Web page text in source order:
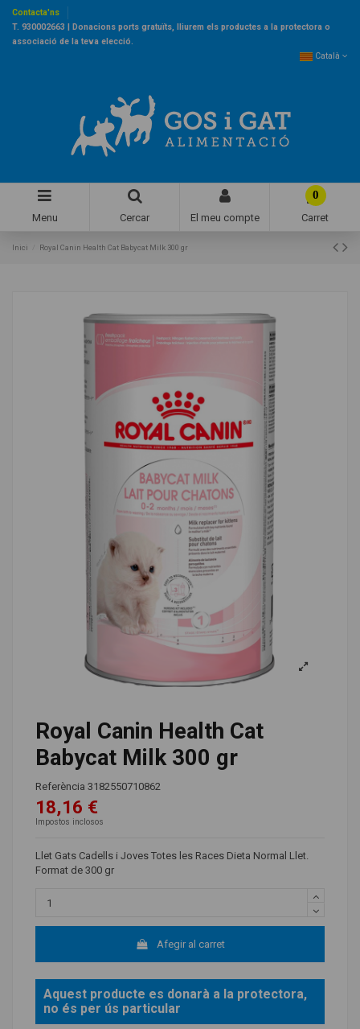
Contacta'ns
T. 930002663 | Donacions ports gratuïts, lliurem els productes a la protectora o
associació de la teva elecció.
Català
Menu Cercar El meu compte
0
Carret
Inici Royal Canin Health Cat Babycat Milk 300 gr
Royal Canin Health Cat
Babycat Milk 300 gr
Referència 3182550710862
18,16 €
Impostos inclosos
Llet Gats Cadells i Joves Totes les Races Dieta Normal Llet.
Format de 300 gr
Afegir al carret
Aquest producte es donarà a la protectora,
no és per ús particular